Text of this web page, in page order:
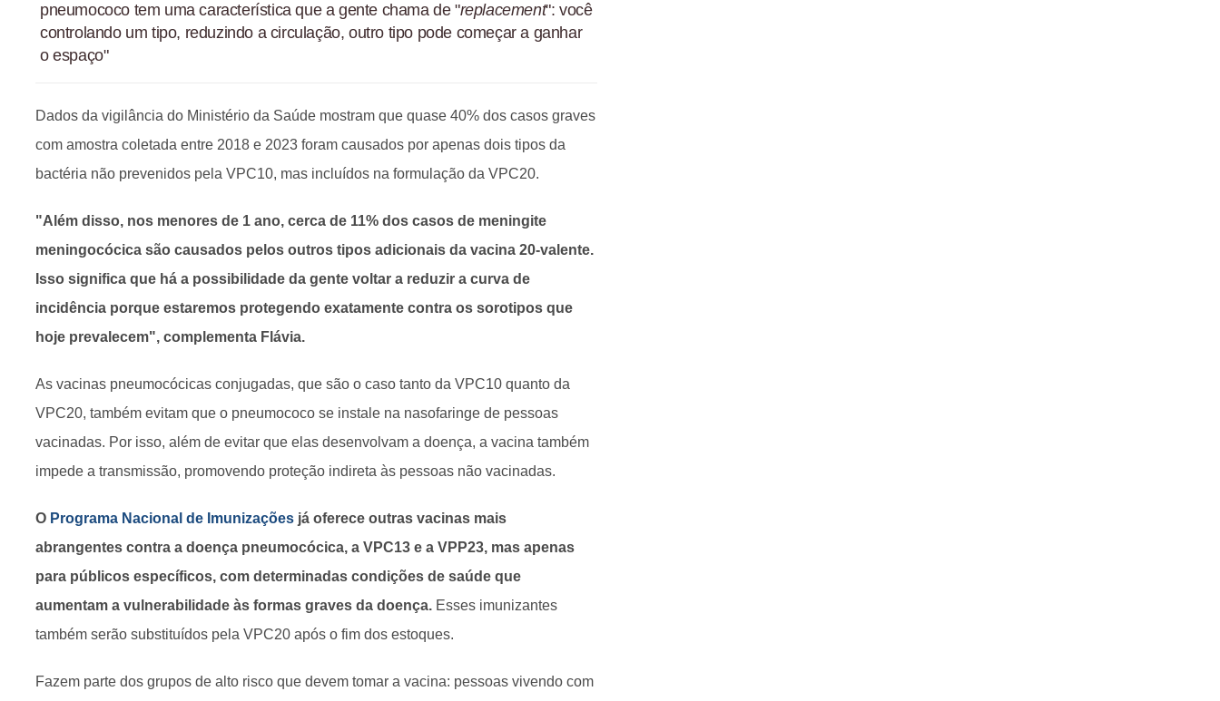
pneumococo tem uma característica que a gente chama de "replacement": você
controlando um tipo, reduzindo a circulação, outro tipo pode começar a ganhar
o espaço"
Dados da vigilância do Ministério da Saúde mostram que quase 40% dos casos graves
com amostra coletada entre 2018 e 2023 foram causados por apenas dois tipos da
bactéria não prevenidos pela VPC10, mas incluídos na formulação da VPC20.
"Além disso, nos menores de 1 ano, cerca de 11% dos casos de meningite
meningocócica são causados pelos outros tipos adicionais da vacina 20-valente.
Isso significa que há a possibilidade da gente voltar a reduzir a curva de
incidência porque estaremos protegendo exatamente contra os sorotipos que
hoje prevalecem", complementa Flávia.
As vacinas pneumocócicas conjugadas, que são o caso tanto da VPC10 quanto da
VPC20, também evitam que o pneumococo se instale na nasofaringe de pessoas
vacinadas. Por isso, além de evitar que elas desenvolvam a doença, a vacina também
impede a transmissão, promovendo proteção indireta às pessoas não vacinadas.
O Programa Nacional de Imunizações já oferece outras vacinas mais
abrangentes contra a doença pneumocócica, a VPC13 e a VPP23, mas apenas
para públicos específicos, com determinadas condições de saúde que
aumentam a vulnerabilidade às formas graves da doença. Esses imunizantes
também serão substituídos pela VPC20 após o fim dos estoques.
Fazem parte dos grupos de alto risco que devem tomar a vacina: pessoas vivendo com